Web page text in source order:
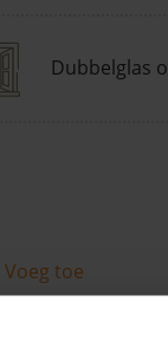
Dubbelglas
Voeg toe